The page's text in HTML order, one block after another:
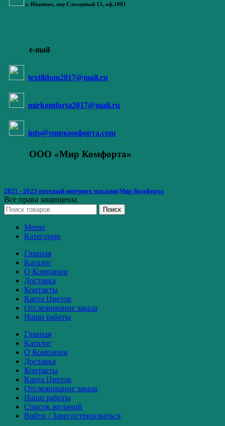
г. Иваново, пер Слесарный 13, оф.1001
e-mail
textildom2017@mail.ru
mirkomforta2017@mail.ru
info@миркомфорта.com
ООО «Мир Комфорта»
2021 - 2023 оптовый интернет магазин Мир Комфорта
Все права защищены.
Поиск
Меню
Категории
Главная
Каталог
О Компании
Доставка
Контакты
Карта Цветов
Отслеживание заказа
Наши работы
Главная
Каталог
О Компании
Доставка
Контакты
Карта Цветов
Отслеживание заказа
Наши работы
Список желаний
Войти / Зарегистрироваться